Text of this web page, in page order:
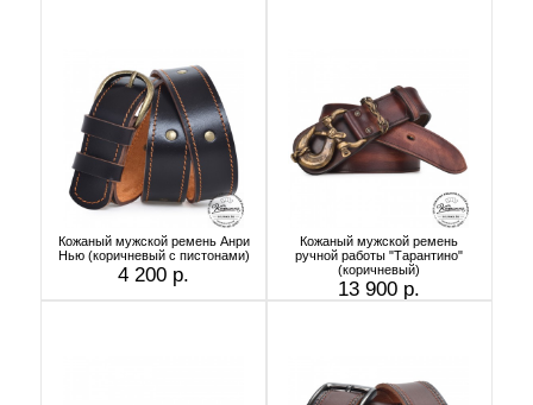
Кожаный мужской ремень Анри
Нью (коричневый с пистонами)
4 200 р.
Кожаный мужской ремень
ручной работы "Тарантино"
(коричневый)
13 900 р.